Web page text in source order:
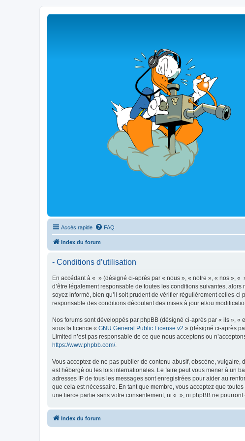
Accès rapide FAQ
Index du forum
- Conditions d’utilisation
En accédant à « » (désigné ci-après par « nous », « notre », « nos », «
d’être légalement responsable de toutes les conditions suivantes,
soyez informé, bien qu’il soit prudent de vérifier régulièrement celles-
responsable des conditions découlant des mises à jour et/ou
Nos forums sont développés par phpBB (désigné ci-après par « ils »,
sous la licence « GNU General Public License v2 » (désigné ci-après
Limited n’est pas responsable de ce que nous acceptons ou
https://www.phpbb.com/.
Vous acceptez de ne pas publier de contenu abusif, obscène,
est hébergé ou les lois internationales. Le faire peut vous mener à un
adresses IP de tous les messages sont enregistrées pour aider au
que cela est nécessaire. En tant que membre, vous acceptez que
une tierce partie sans votre consentement, ni « », ni phpBB ne
Index du forum